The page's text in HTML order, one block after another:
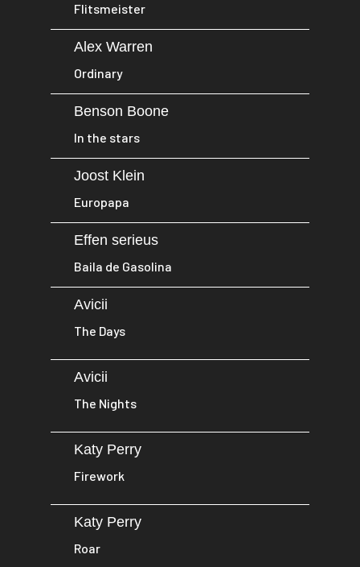
Flitsmeister
Alex Warren
Ordinary
Benson Boone
In the stars
Joost Klein
Europapa
Effen serieus
Baila de Gasolina
Avicii
The Days
Avicii
The Nights
Katy Perry
Firework
Katy Perry
Roar